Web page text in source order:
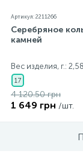
Артикул: 2211266
Серебряное
камней
Вес изделия, г.: 2,58
17
4 120.50 грн
1 649 грн /шт.